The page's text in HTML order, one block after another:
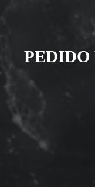
PEDIDO